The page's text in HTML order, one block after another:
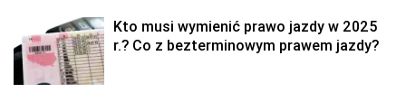
Kto musi wymienić prawo jazdy w 2025
r.? Co z bezterminowym prawem jazdy?